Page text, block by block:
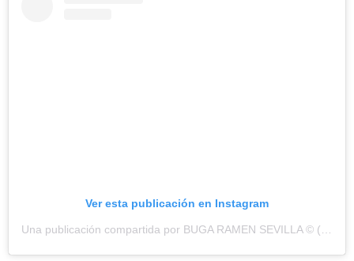
Ver esta publicación en Instagram